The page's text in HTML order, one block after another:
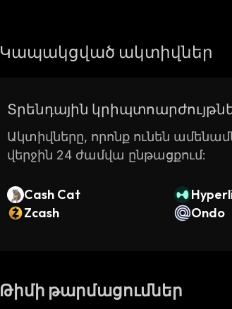
Կապակցված ակտիվներ
Տրենդային
Ակտիվները, որոնք ունեն
վերջին 24 ժամվա ընթացքում:
Cash Cat
Zcash
Ondo
Թիմի թարմացումներ